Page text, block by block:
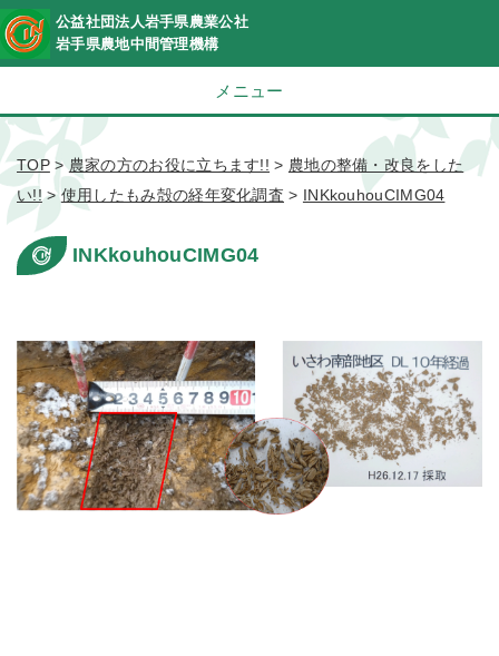
公益社団法人岩手県農業公社
岩手県農地中間管理機構
メニュー
TOP>農家の方のお役に立ちます!! > 農地の整備・改良をした
い!!> 使用したもみ殻の経年変化調査 > INKkouhouCIMG04
INKkouhouCIMG04